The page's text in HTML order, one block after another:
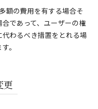
額の費用を有する場合そ
であって、ユーザーの権
わるべき措置をとれる場
。
更